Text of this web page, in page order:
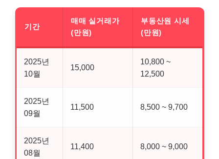
기간
매매 실거래가
(만원)
부동산원 시세
(만원)
2025년
10월
15,000
10,800 ~
12,500
2025년
09월
11,500 8,500 ~ 9,700
2025년
08월
11,400 8,000 ~ 9,000